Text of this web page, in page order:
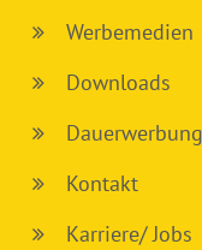
Werbemedien
Downloads
Dauerwerbung
Kontakt
Karriere/ Jobs